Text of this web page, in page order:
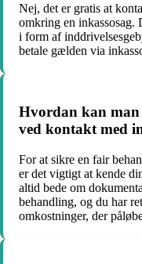
Nej, det er gratis at
omkring en inkassosag.
i form af
betale gælden via
Hvordan kan man
ved kontakt med
For at sikre en fair
er det vigtigt at kende
altid bede om
behandling, og du har
omkostninger, der